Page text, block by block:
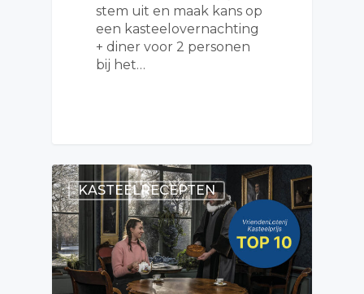
stem uit en maak kans op
een kasteelovernachting
+ diner voor 2 personen
bij het…
KASTEELRECEPTEN